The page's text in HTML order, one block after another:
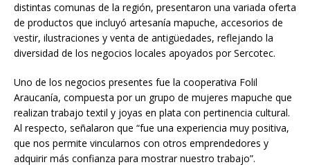
distintas comunas de la región, presentaron una variada oferta
de productos que incluyó artesanía mapuche, accesorios de
vestir, ilustraciones y venta de antigüedades, reflejando la
diversidad de los negocios locales apoyados por Sercotec.
Uno de los negocios presentes fue la cooperativa Folil
Araucanía, compuesta por un grupo de mujeres mapuche que
realizan trabajo textil y joyas en plata con pertinencia cultural.
Al respecto, señalaron que “fue una experiencia muy positiva,
que nos permite vincularnos con otros emprendedores y
adquirir más confianza para mostrar nuestro trabajo”.